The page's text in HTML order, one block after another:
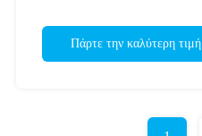
Πάρτε την καλύτερη τιμή